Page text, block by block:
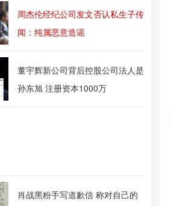
周杰伦经纪公司发文否认私生子传
闻：纯属恶意造谣
董宇辉新公司背后控股公司法人是
孙东旭 注册资本1000万
肖战黑粉手写道歉信 称对自己的